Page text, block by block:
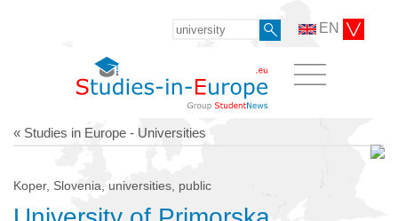
EN
« Studies in Europe - Universities
Koper, Slovenia, universities, public